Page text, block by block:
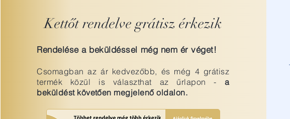
Kettőt rendelve grátisz érkezik
Rendelése a beküldéssel még nem ér véget!
Csomagban az ár kedvezőbb, és még 4 grátisz
termék közül is választhat az űrlapon - a
beküldést követően megjelenő oldalon.